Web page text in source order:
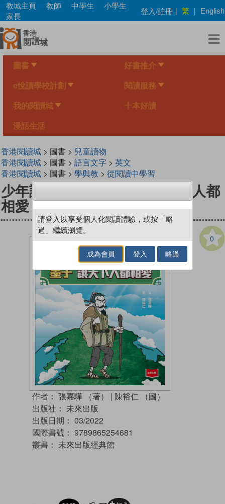
Skip
main
content
教城主頁 教師 中學生
小學生
家長
登入/註冊 | 繁 | English
圖書 好書推介
e悅讀學校計劃 閱讀服務
我的閱讀城 十本好讀
漫話生活
香港閱讀城> 圖書 > 兒童讀物
香港閱讀城> 圖書 > 語言文字> 英文
香港閱讀城> 圖書 > 學與教 > 從閱讀中學習
少年讀諸子百家3墨子：讓天下人都
相愛
0
作者： 張嘉驊 （著） | 陳裕仁 （圖）
出版社： 未來出版
出版日期： 03/2022
國際書號： 9789865254681
叢書： 未來出版經典館
請登入以享受個人化閱讀體驗，或按「略
過」繼續瀏覽。
成為會員 登入 略過